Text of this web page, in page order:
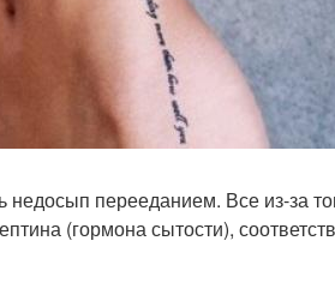
перееданием. Все из-за
(гормона сытости),